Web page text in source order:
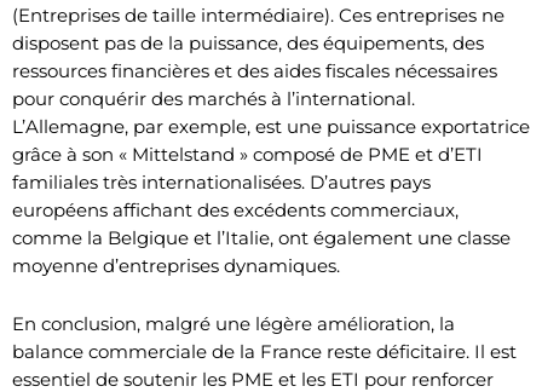
(Entreprises de taille intermédiaire). Ces entreprises ne
disposent pas de la puissance, des équipements, des
ressources financières et des aides fiscales nécessaires
pour conquérir des marchés à l’international.
L’Allemagne, par exemple, est une puissance exportatrice
grâce à son « Mittelstand » composé de PME et d’ETI
familiales très internationalisées. D’autres pays
européens affichant des excédents commerciaux,
comme la Belgique et l’Italie, ont également une classe
moyenne d’entreprises dynamiques.
En conclusion, malgré une légère amélioration, la
balance commerciale de la France reste déficitaire. Il est
essentiel de soutenir les PME et les ETI pour renforcer